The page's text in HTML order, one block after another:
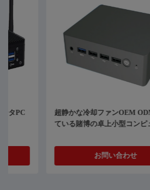
超静かな冷却ファンOEM ODMが付い
ている賭博の卓上小型コンピュータ
お問い合わせ